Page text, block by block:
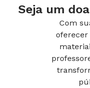
Seja um
Com